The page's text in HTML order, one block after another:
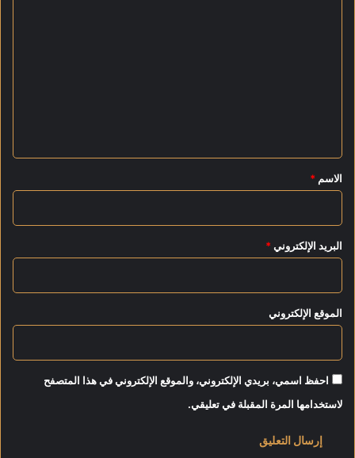
*
الاسم *
البريد الإلكتروني *
الموقع الإلكتروني
احفظ اسمي، بريدي الإلكتروني، والموقع الإلكتروني في هذا المتصفح
لاستخدامها المرة المقبلة في تعليقي.